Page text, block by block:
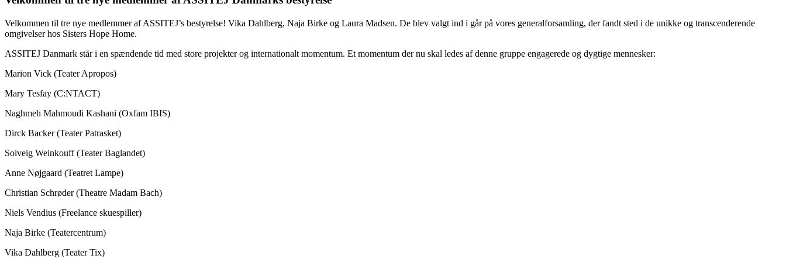
Velkommen til tre nye medlemmer af ASSITEJ’s bestyrelse! Vika Dahlberg, Naja Birke og Laura Madsen. De blev valgt ind i går på vores generalforsamling, der fandt sted i de unikke og transcenderende
omgivelser hos Sisters Hope Home.
ASSITEJ Danmark står i en spændende tid med store projekter og internationalt momentum. Et momentum der nu skal ledes af denne gruppe engagerede og dygtige mennesker:
Marion Vick (Teater Apropos)
Mary Tesfay (C:NTACT)
Naghmeh Mahmoudi Kashani (Oxfam IBIS)
Dirck Backer (Teater Patrasket)
Solveig Weinkouff (Teater Baglandet)
Anne Nøjgaard (Teatret Lampe)
Christian Schrøder (Theatre Madam Bach)
Niels Vendius (Freelance skuespiller)
Naja Birke (Teatercentrum)
Vika Dahlberg (Teater Tix)